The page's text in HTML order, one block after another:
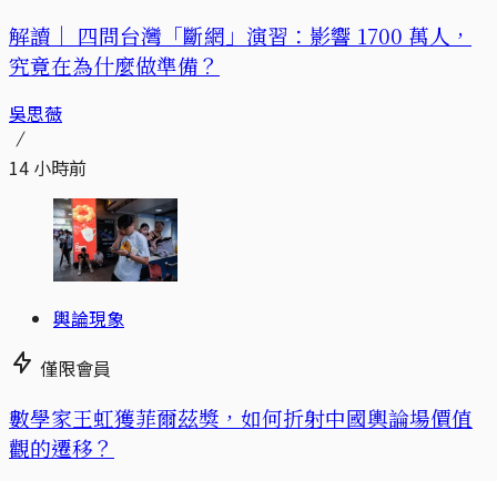
解讀｜ 四問台灣「斷網」演習：影響 1700 萬人，
究竟在為什麼做準備？
吳思薇
14 小時前
輿論現象
僅限會員
數學家王虹獲菲爾茲獎，如何折射中國輿論場價值
觀的遷移？